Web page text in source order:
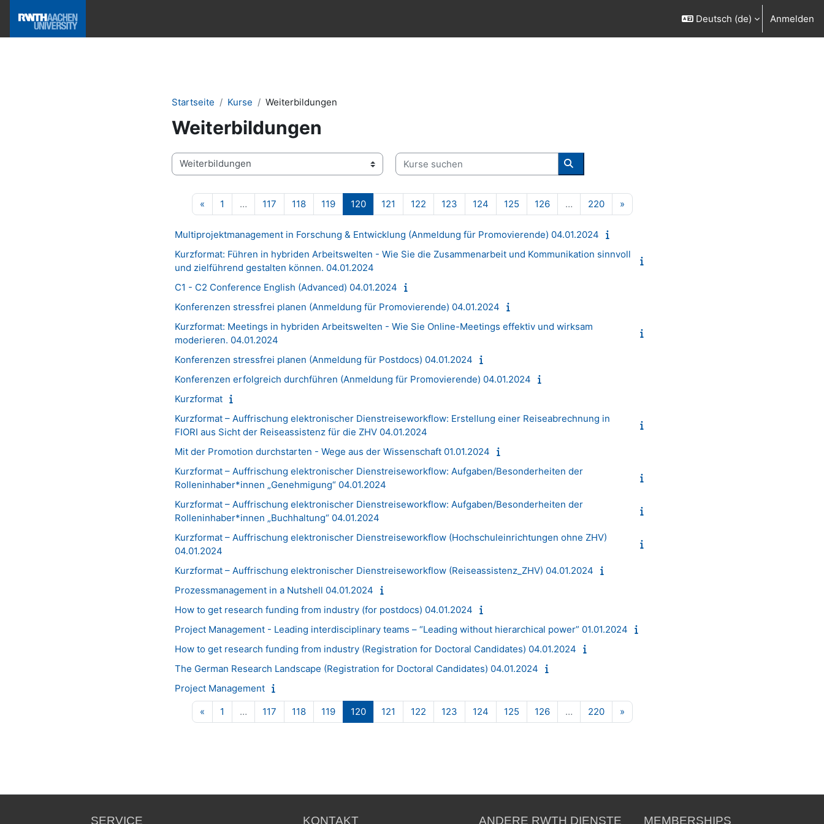
Deutsch ‎(de)‎ Anmelden
Startseite Kurse Weiterbildungen
Weiterbildungen
Kursbereiche
Kurse suchen
Kurse suchen
«Vorherige Seite
1 … 117Seite 117
118Seite 118
119Seite 119
120Seite 120
121 Seite 121
122Seite 122
123Seite 123
124Seite 124
125Seite 125
126Seite 126
… 220Seite 220
»Nächste Seite
Multiprojektmanagement in Forschung & Entwicklung (Anmeldung für Promovierende) 04.01.2024
Kurzformat: Führen in hybriden Arbeitswelten - Wie Sie die Zusammenarbeit und Kommunikation sinnvoll
und zielführend gestalten können. 04.01.2024
C1 - C2 Conference English (Advanced) 04.01.2024
Konferenzen stressfrei planen (Anmeldung für Promovierende) 04.01.2024
Kurzformat: Meetings in hybriden Arbeitswelten - Wie Sie Online-Meetings effektiv und wirksam
moderieren. 04.01.2024
Konferenzen stressfrei planen (Anmeldung für Postdocs) 04.01.2024
Konferenzen erfolgreich durchführen (Anmeldung für Promovierende) 04.01.2024
Kurzformat
Kurzformat – Auffrischung elektronischer Dienstreiseworkflow: Erstellung einer Reiseabrechnung in
FIORI aus Sicht der Reiseassistenz für die ZHV 04.01.2024
Mit der Promotion durchstarten - Wege aus der Wissenschaft 01.01.2024
Kurzformat – Auffrischung elektronischer Dienstreiseworkflow: Aufgaben/Besonderheiten der
Rolleninhaber*innen „Genehmigung“ 04.01.2024
Kurzformat – Auffrischung elektronischer Dienstreiseworkflow: Aufgaben/Besonderheiten der
Rolleninhaber*innen „Buchhaltung“ 04.01.2024
Kurzformat – Auffrischung elektronischer Dienstreiseworkflow (Hochschuleinrichtungen ohne ZHV)
04.01.2024
Kurzformat – Auffrischung elektronischer Dienstreiseworkflow (Reiseassistenz_ZHV) 04.01.2024
Prozessmanagement in a Nutshell 04.01.2024
How to get research funding from industry (for postdocs) 04.01.2024
Project Management - Leading interdisciplinary teams – “Leading without hierarchical power” 01.01.2024
How to get research funding from industry (Registration for Doctoral Candidates) 04.01.2024
The German Research Landscape (Registration for Doctoral Candidates) 04.01.2024
Project Management
«Vorherige Seite
1 … 117Seite 117
118Seite 118
119Seite 119
120Seite 120
121 Seite 121
122Seite 122
123Seite 123
124Seite 124
125Seite 125
126Seite 126
… 220Seite 220
»Nächste Seite
SERVICE KONTAKT ANDERE RWTH DIENSTE MEMBERSHIPS